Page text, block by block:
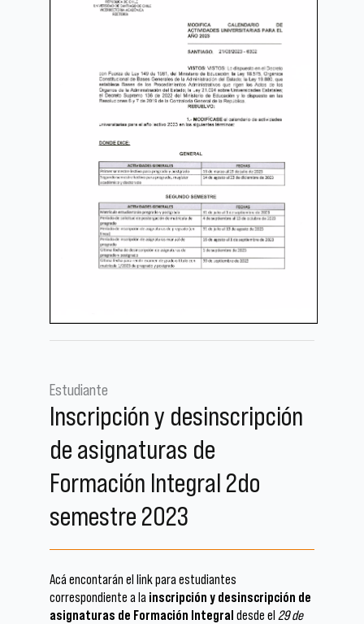
Estudiante
Inscripción y desinscripción
de asignaturas de
Formación Integral 2do
semestre 2023
Acá encontarán el link para estudiantes
correspondiente a la inscripción y desinscripción de
asignaturas de Formación Integral desde el 29 de